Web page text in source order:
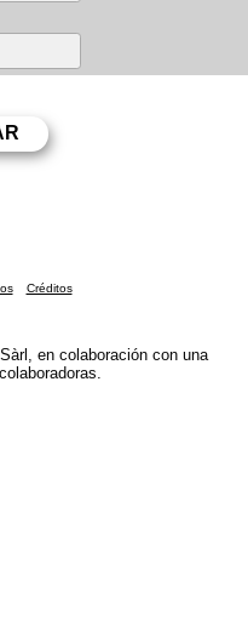
Créditos
en colaboración con una